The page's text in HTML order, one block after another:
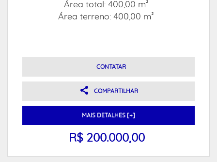
Área total: 400,00 m²
Área terreno: 400,00 m²
CONTATAR
COMPARTILHAR
MAIS DETALHES [+]
R$ 200.000,00